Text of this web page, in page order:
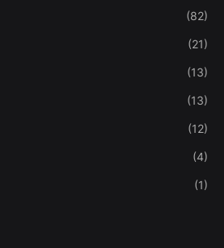
(82)
(21)
(13)
(13)
(12)
(4)
(1)